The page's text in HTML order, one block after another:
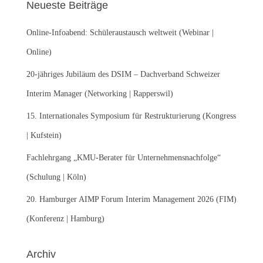
n
a
c
:
Neueste Beiträge
Online-Infoabend: Schüleraustausch weltweit (Webinar |
Online)
20-jähriges Jubiläum des DSIM – Dachverband Schweizer
Interim Manager (Networking | Rapperswil)
15. Internationales Symposium für Restrukturierung (Kongress
| Kufstein)
Fachlehrgang „KMU-Berater für Unternehmensnachfolge“
(Schulung | Köln)
20. Hamburger AIMP Forum Interim Management 2026 (FIM)
(Konferenz | Hamburg)
Archiv